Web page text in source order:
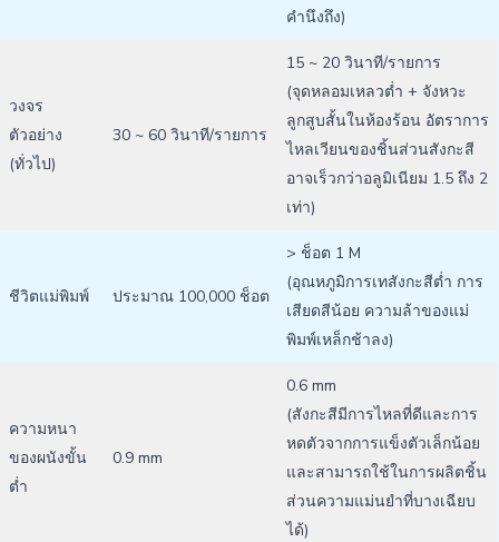
คำนึงถึง)
วงจร
ตัวอย่าง
(ทั่วไป)
30 ~ 60 วินาที/รายการ
15 ~ 20 วินาที/รายการ
(จุดหลอมเหลวต่ำ + จังหวะ
ลูกสูบสั้นในห้องร้อน อัตราการ
ไหลเวียนของชิ้นส่วนสังกะสี
อาจเร็วกว่าอลูมิเนียม 1.5 ถึง 2
เท่า)
ชีวิตแม่พิมพ์ ประมาณ 100,000 ช็อต
> ช็อต 1 M
(อุณหภูมิการเทสังกะสีต่ำ การ
เสียดสีน้อย ความล้าของแม่
พิมพ์เหล็กช้าลง)
ความหนา
ของผนังขั้น
ต่ำ
0.9 mm
0.6 mm
(สังกะสีมีการไหลที่ดีและการ
หดตัวจากการแข็งตัวเล็กน้อย
และสามารถใช้ในการผลิตชิ้น
ส่วนความแม่นยำที่บางเฉียบ
ได้)